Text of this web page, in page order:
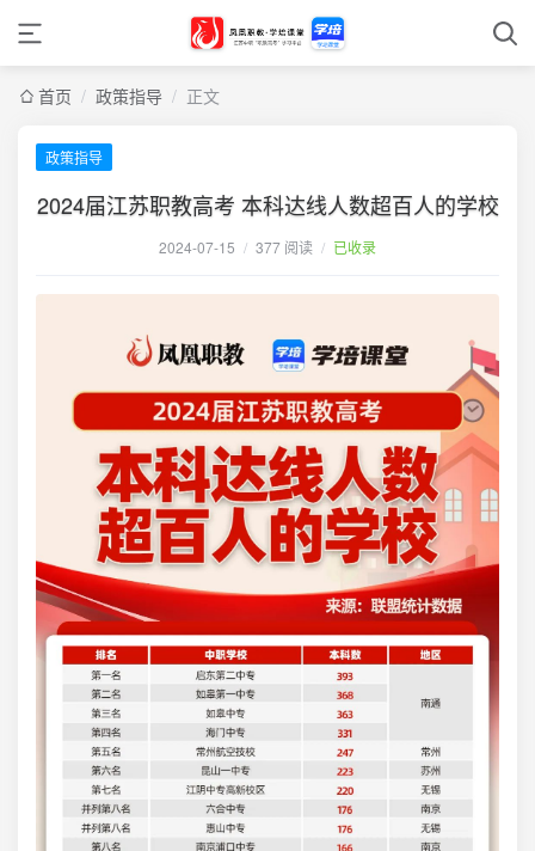
首页 / 政策指导 / 正文
政策指导
2024届江苏职教高考 本科达线人数超百人的学校
2024-07-15 / 377 阅读 / 已收录